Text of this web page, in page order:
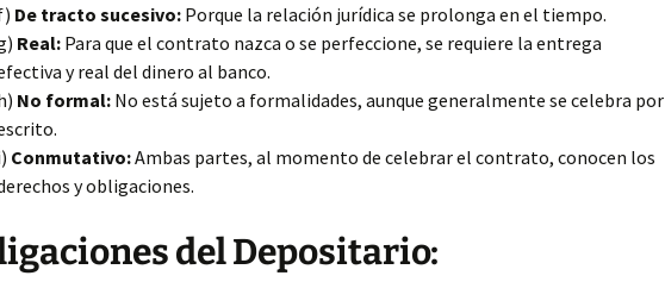
De tracto sucesivo: Porque la relación jurídica se prolonga en el tiempo.
Real: Para que el contrato nazca o se perfeccione, se requiere la entrega
y real del dinero al banco.
No formal: No está sujeto a formalidades, aunque generalmente se celebra por
Conmutativo:Ambas partes, al momento de celebrar el contrato, conocen los
y obligaciones.
del Depositario: